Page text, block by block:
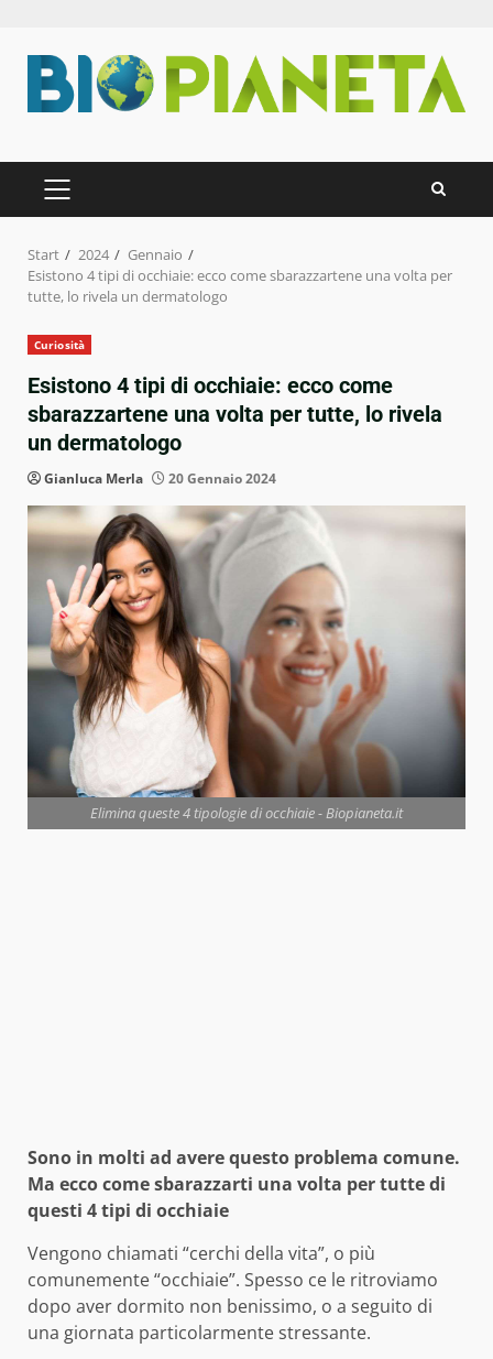
Inhalt
springen
PRIMÄRES
MENÜ
Start 2024
Gennaio
Esistono 4 tipi di occhiaie: ecco come sbarazzartene una volta per
tutte, lo rivela un dermatologo
Curiosità
Esistono 4 tipi di occhiaie: ecco come
sbarazzartene una volta per tutte, lo rivela
un dermatologo
Gianluca Merla 20 Gennaio 2024
Elimina queste 4 tipologie di occhiaie - Biopianeta.it
Sono in molti ad avere questo problema comune.
Ma ecco come sbarazzarti una volta per tutte di
questi 4 tipi di occhiaie
Vengono chiamati “cerchi della vita”, o più
comunemente “occhiaie”. Spesso ce le ritroviamo
dopo aver dormito non benissimo, o a seguito di
una giornata particolarmente stressante.